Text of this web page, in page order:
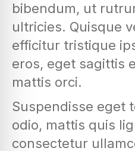
bibendum, ut
ultricies. Quisque
efficitur tristique
eros, eget sagittis
mattis orci.
Suspendisse eget
odio, mattis quis
consectetur